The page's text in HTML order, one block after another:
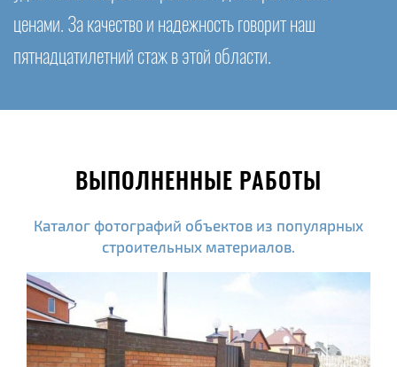
ценами. За качество и надежность говорит наш
пятнадцатилетний стаж в этой области.
ВЫПОЛНЕННЫЕ РАБОТЫ
Каталог фотографий объектов из популярных
строительных материалов.